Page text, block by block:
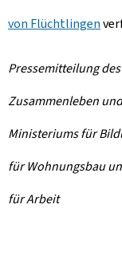
von Flüchtlingen
Pressemitteilung
Zusammenleben
Ministeriums für
für Wohnungsbau
für Arbeit